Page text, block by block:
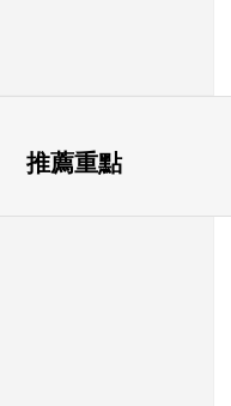
推薦重點